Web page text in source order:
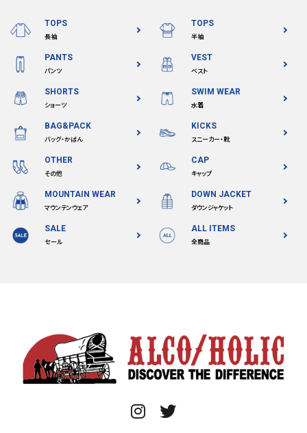
TOPS
長袖
TOPS
半袖
PANTS
パンツ
VEST
ベスト
SHORTS
ショーツ
SWIM WEAR
水着
BAG&PACK
バッグ・かばん
KICKS
スニーカー・靴
OTHER
その他
CAP
キャップ
MOUNTAIN WEAR
マウンテンウェア
DOWN JACKET
ダウンジャケット
SALE
セール
ALL ITEMS
全商品